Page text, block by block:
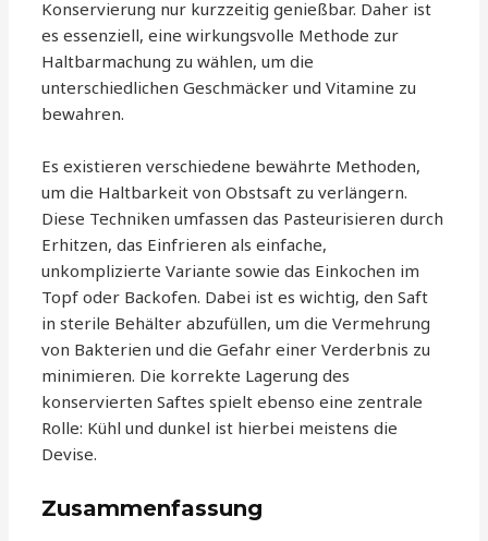
Konservierung nur kurzzeitig genießbar. Daher ist
es essenziell, eine wirkungsvolle Methode zur
Haltbarmachung zu wählen, um die
unterschiedlichen Geschmäcker und Vitamine zu
bewahren.
Es existieren verschiedene bewährte Methoden,
um die Haltbarkeit von Obstsaft zu verlängern.
Diese Techniken umfassen das Pasteurisieren durch
Erhitzen, das Einfrieren als einfache,
unkomplizierte Variante sowie das Einkochen im
Topf oder Backofen. Dabei ist es wichtig, den Saft
in sterile Behälter abzufüllen, um die Vermehrung
von Bakterien und die Gefahr einer Verderbnis zu
minimieren. Die korrekte Lagerung des
konservierten Saftes spielt ebenso eine zentrale
Rolle: Kühl und dunkel ist hierbei meistens die
Devise.
Zusammenfassung